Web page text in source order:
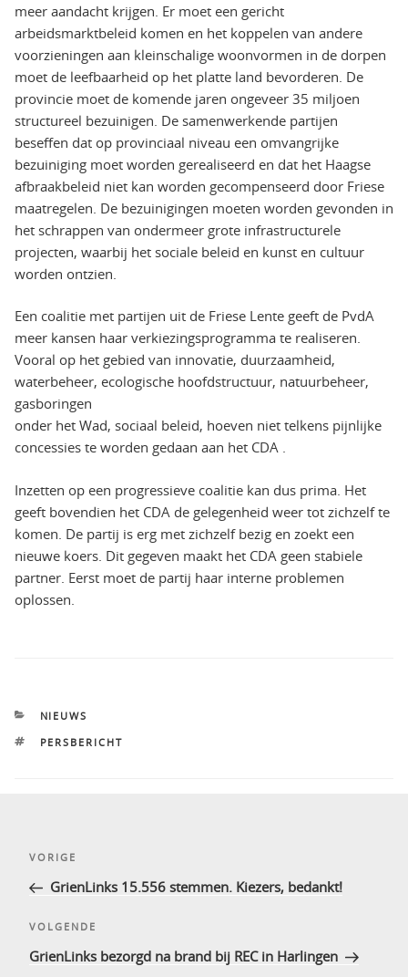
meer aandacht krijgen. Er moet een gericht
arbeidsmarktbeleid komen en het koppelen van andere
voorzieningen aan kleinschalige woonvormen in de dorpen
moet de leefbaarheid op het platte land bevorderen. De
provincie moet de komende jaren ongeveer 35 miljoen
structureel bezuinigen. De samenwerkende partijen
beseffen dat op provinciaal niveau een omvangrijke
bezuiniging moet worden gerealiseerd en dat het Haagse
afbraakbeleid niet kan worden gecompenseerd door Friese
maatregelen. De bezuinigingen moeten worden gevonden in
het schrappen van ondermeer grote infrastructurele
projecten, waarbij het sociale beleid en kunst en cultuur
worden ontzien.
Een coalitie met partijen uit de Friese Lente geeft de PvdA
meer kansen haar verkiezingsprogramma te realiseren.
Vooral op het gebied van innovatie, duurzaamheid,
waterbeheer, ecologische hoofdstructuur, natuurbeheer,
gasboringen
onder het Wad, sociaal beleid, hoeven niet telkens pijnlijke
concessies te worden gedaan aan het CDA .
Inzetten op een progressieve coalitie kan dus prima. Het
geeft bovendien het CDA de gelegenheid weer tot zichzelf te
komen. De partij is erg met zichzelf bezig en zoekt een
nieuwe koers. Dit gegeven maakt het CDA geen stabiele
partner. Eerst moet de partij haar interne problemen
oplossen.
CATEGORIEËN
NIEUWS
TAGS
PERSBERICHT
Bericht
Vorig
bericht
VORIGE
GrienLinks 15.556 stemmen. Kiezers, bedankt!
Volgend
bericht
VOLGENDE
GrienLinks bezorgd na brand bij REC in Harlingen